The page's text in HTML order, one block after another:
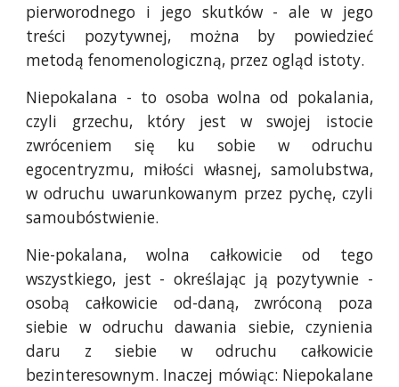
pierworodnego i jego skutków - ale w jego
treści pozytywnej, można by powiedzieć
metodą fenomenologiczną, przez ogląd istoty.
Niepokalana - to osoba wolna od pokalania,
czyli grzechu, który jest w swojej istocie
zwróceniem się ku sobie w odruchu
egocentryzmu, miłości własnej, samolubstwa,
w odruchu uwarunkowanym przez pychę, czyli
samoubóstwienie.
Nie-pokalana, wolna całkowicie od tego
wszystkiego, jest - określając ją pozytywnie -
osobą całkowicie od-daną, zwróconą poza
siebie w odruchu dawania siebie, czynienia
daru z siebie w odruchu całkowicie
bezinteresownym. Inaczej mówiąc: Niepokalane